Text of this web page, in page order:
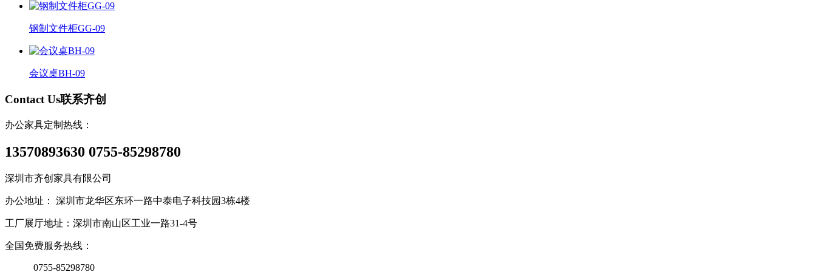
钢制文件柜GG-09
会议桌BH-09
Contact Us联系齐创
办公家具定制热线：
13570893630 0755-85298780
深圳市齐创家具有限公司
办公地址： 深圳市龙华区东环一路中泰电子科技园3栋4楼
工厂展厅地址：深圳市南山区工业一路31-4号
全国免费服务热线：
0755-85298780